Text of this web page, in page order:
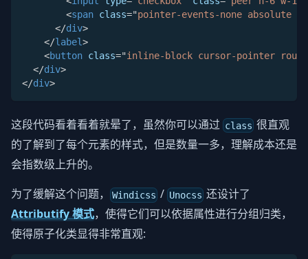
<span class="pointer-events-none absolute
</div>
</label>
<button class="inline-block cursor-pointer
</div>
</div>
这段代码看着看着就晕了，虽然你可以通过 class 很直观
的了解到了每个元素的样式，但是数量一多，理解成本还是
会指数级上升的。
为了缓解这个问题，
Windicss / Unocss 还设计了
Attributify 模式，使得它们可以依据属性进行分组归类，
使得原子化类显得非常直观: